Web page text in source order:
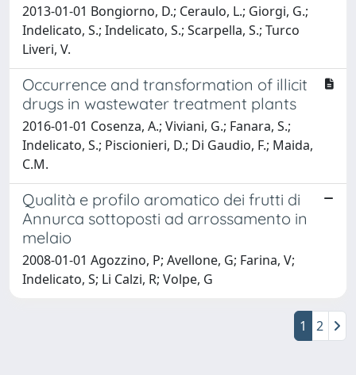
2013-01-01 Bongiorno, D.; Ceraulo, L.; Giorgi, G.;
Indelicato, S.; Indelicato, S.; Scarpella, S.; Turco
Liveri, V.
Occurrence and transformation of illicit
drugs in wastewater treatment plants
2016-01-01 Cosenza, A.; Viviani, G.; Fanara, S.;
Indelicato, S.; Piscionieri, D.; Di Gaudio, F.; Maida,
C.M.
Qualità e profilo aromatico dei frutti di
Annurca sottoposti ad arrossamento in
melaio
2008-01-01 Agozzino, P; Avellone, G; Farina, V;
Indelicato, S; Li Calzi, R; Volpe, G
1 2